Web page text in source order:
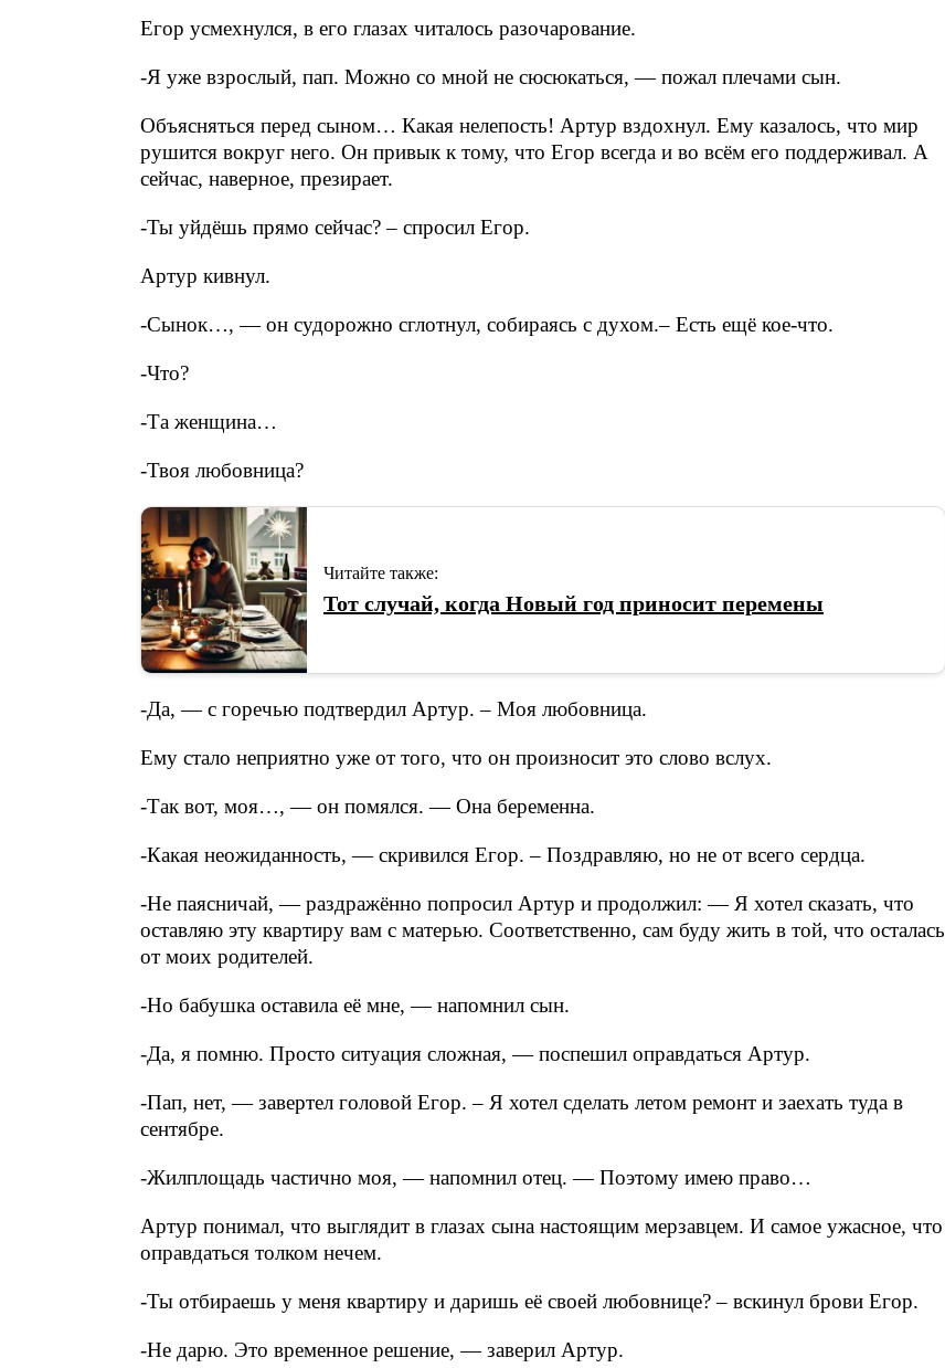
Егор усмехнулся, в его глазах читалось разочарование.
-Я уже взрослый, пап. Можно со мной не сюсюкаться, — пожал плечами сын.
Объясняться перед сыном… Какая нелепость! Артур вздохнул. Ему казалось, что мир
рушится вокруг него. Он привык к тому, что Егор всегда и во всём его поддерживал. А
сейчас, наверное, презирает.
-Ты уйдёшь прямо сейчас? – спросил Егор.
Артур кивнул.
-Сынок…, — он судорожно сглотнул, собираясь с духом.– Есть ещё кое-что.
-Что?
-Та женщина…
-Твоя любовница?
Читайте также:
Тот случай, когда Новый год приносит перемены
-Да, — с горечью подтвердил Артур. – Моя любовница.
Ему стало неприятно уже от того, что он произносит это слово вслух.
-Так вот, моя…, — он помялся. — Она беременна.
-Какая неожиданность, — скривился Егор. – Поздравляю, но не от всего сердца.
-Не паясничай, — раздражённо попросил Артур и продолжил: — Я хотел сказать, что
оставляю эту квартиру вам с матерью. Соответственно, сам буду жить в той, что осталась
от моих родителей.
-Но бабушка оставила её мне, — напомнил сын.
-Да, я помню. Просто ситуация сложная, — поспешил оправдаться Артур.
-Пап, нет, — завертел головой Егор. – Я хотел сделать летом ремонт и заехать туда в
сентябре.
-Жилплощадь частично моя, — напомнил отец. — Поэтому имею право…
Артур понимал, что выглядит в глазах сына настоящим мерзавцем. И самое ужасное, что
оправдаться толком нечем.
-Ты отбираешь у меня квартиру и даришь её своей любовнице? – вскинул брови Егор.
-Не дарю. Это временное решение, — заверил Артур.